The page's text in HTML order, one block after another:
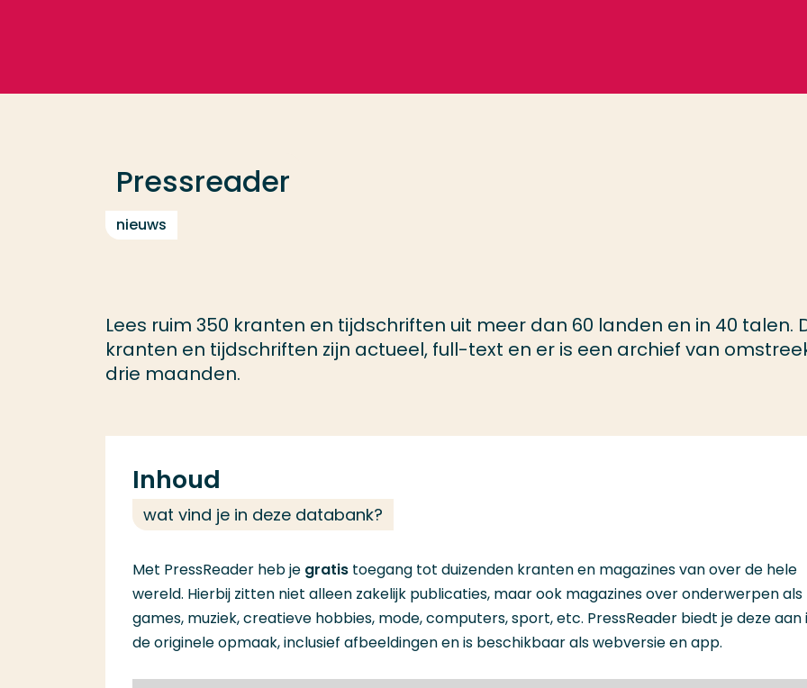
Pressreader
nieuws
Lees ruim 350 kranten en tijdschriften uit meer dan 60 landen en in 40 talen.
kranten en tijdschriften zijn actueel, full-text en er is een archief van
drie maanden.
Inhoud
wat vind je in deze databank?
Met PressReader heb je gratis toegang tot duizenden kranten en magazines van over de hele
wereld. Hierbij zitten niet alleen zakelijk publicaties, maar ook magazines over onderwerpen als
games, muziek, creatieve hobbies, mode, computers, sport, etc. PressReader biedt je deze aan
de originele opmaak, inclusief afbeeldingen en is beschikbaar als webversie en app.